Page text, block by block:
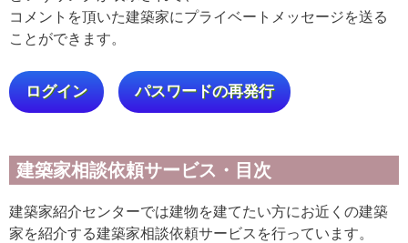
コメントを頂いた建築家にプライベートメッセージを送る
ことができます。
ログイン パスワードの再発行
建築家相談依頼サービス・目次
建築家紹介センターでは建物を建てたい方にお近くの建築
家を紹介する建築家相談依頼サービスを行っています。